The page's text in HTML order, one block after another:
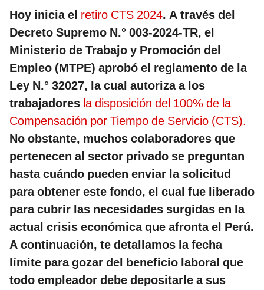
Hoy inicia el retiro CTS 2024. A través del
Decreto Supremo N.° 003-2024-TR, el
Ministerio de Trabajo y Promoción del
Empleo (MTPE) aprobó el reglamento de la
Ley N.° 32027, la cual autoriza a los
trabajadores la disposición del 100% de la
Compensación por Tiempo de Servicio (CTS).
No obstante, muchos colaboradores que
pertenecen al sector privado se preguntan
hasta cuándo pueden enviar la solicitud
para obtener este fondo, el cual fue liberado
para cubrir las necesidades surgidas en la
actual crisis económica que afronta el Perú.
A continuación, te detallamos la fecha
límite para gozar del beneficio laboral que
todo empleador debe depositarle a sus